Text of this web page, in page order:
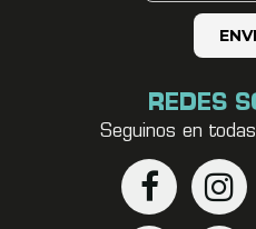
REDES
Seguinos en